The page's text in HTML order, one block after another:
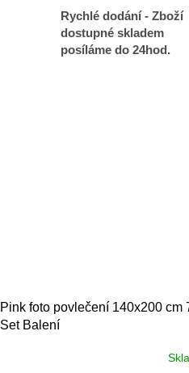
Rychlé dodání - Zboží
dostupné skladem
posíláme do 24hod.
Pink foto povlečení 140x200 cm
Set Balení